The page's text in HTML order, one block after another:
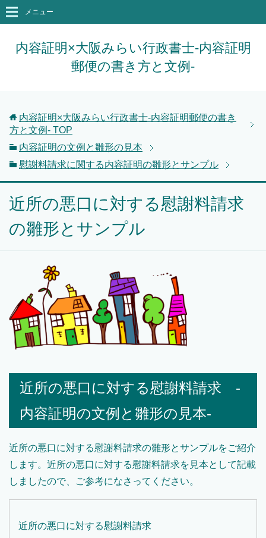
内容証明×大阪みらい行政書士-内容証明
郵便の書き方と文例-
メニュー
内容証明×大阪みらい行政書士-内容証明郵便の書き
方と文例- TOP
内容証明の文例と雛形の見本
慰謝料請求に関する内容証明の雛形とサンプル
近所の悪口に対する慰謝料請求
の雛形とサンプル
近所の悪口に対する慰謝料請求 -
内容証明の文例と雛形の見本-
近所の悪口に対する慰謝料請求の雛形とサンプルをご紹介
します。近所の悪口に対する慰謝料請求を見本として記載
しましたので、ご参考になさってください。
近所の悪口に対する慰謝料請求